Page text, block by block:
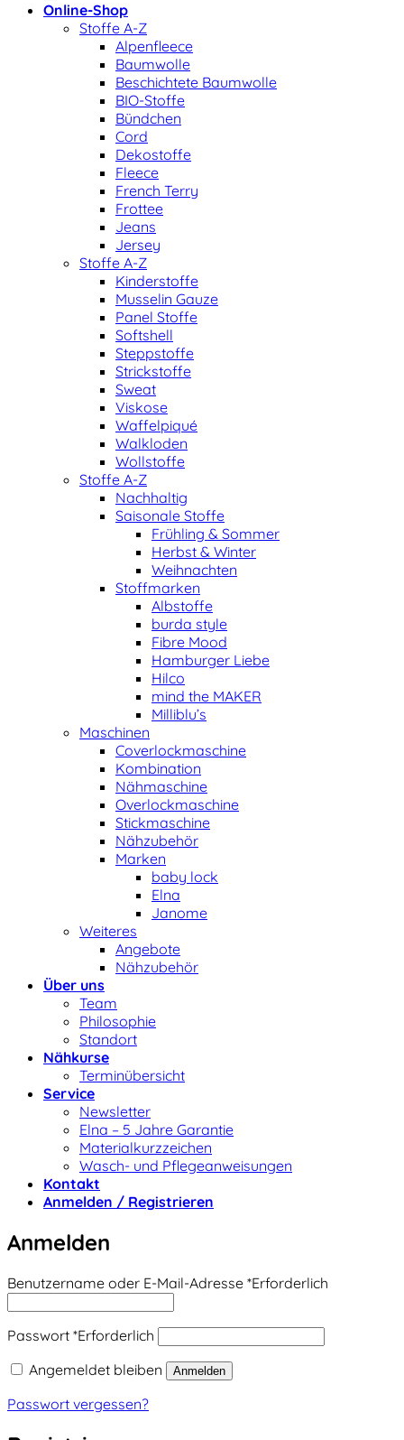
Online-Shop
Stoffe A-Z
Alpenfleece
Baumwolle
Beschichtete Baumwolle
BIO-Stoffe
Bündchen
Cord
Dekostoffe
Fleece
French Terry
Frottee
Jeans
Jersey
Stoffe A-Z
Kinderstoffe
Musselin Gauze
Panel Stoffe
Softshell
Steppstoffe
Strickstoffe
Sweat
Viskose
Waffelpiqué
Walkloden
Wollstoffe
Stoffe A-Z
Nachhaltig
Saisonale Stoffe
Frühling & Sommer
Herbst & Winter
Weihnachten
Stoffmarken
Albstoffe
burda style
Fibre Mood
Hamburger Liebe
Hilco
mind the MAKER
Milliblu’s
Maschinen
Coverlockmaschine
Kombination
Nähmaschine
Overlockmaschine
Stickmaschine
Nähzubehör
Marken
baby lock
Elna
Janome
Weiteres
Angebote
Nähzubehör
Über uns
Team
Philosophie
Standort
Nähkurse
Terminübersicht
Service
Newsletter
Elna – 5 Jahre Garantie
Materialkurzzeichen
Wasch- und Pflegeanweisungen
Kontakt
Anmelden / Registrieren
Anmelden
Benutzername oder E-Mail-Adresse *Erforderlich
Passwort *Erforderlich
Angemeldet bleiben
Anmelden
Passwort vergessen?